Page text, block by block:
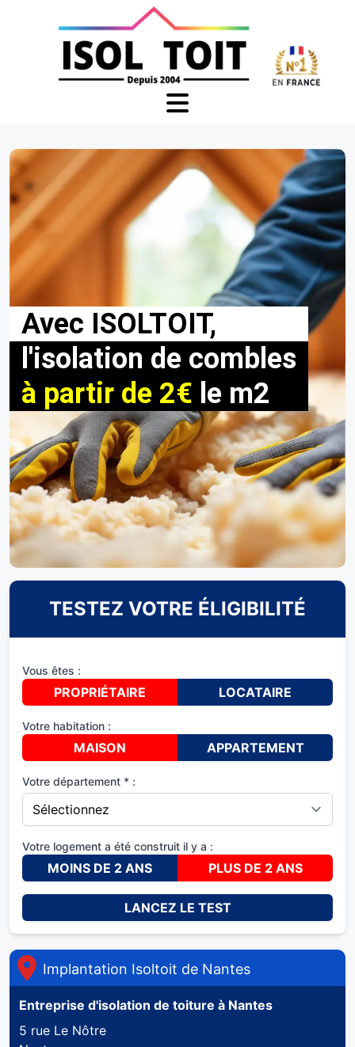
Avec ISOLTOIT,
l'isolation de combles
à partir de 2€ le m2
TESTEZ VOTRE ÉLIGIBILITÉ
Vous êtes :
PROPRIÉTAIRE LOCATAIRE
Votre habitation :
MAISON APPARTEMENT
Votre département * :
Votre logement a été construit il y a :
MOINS DE 2 ANS PLUS DE 2 ANS
LANCEZ LE TEST
Implantation Isoltoit de Nantes
Entreprise d'isolation de toiture à Nantes
5 rue Le Nôtre